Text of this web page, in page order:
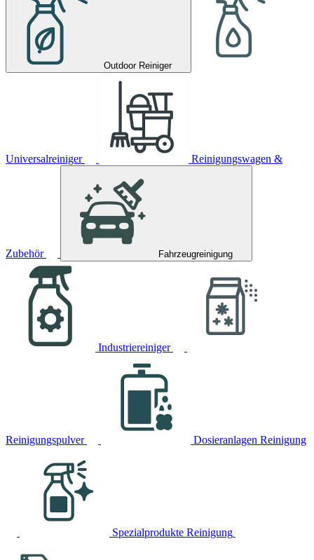
Outdoor Reiniger
Universalreiniger Reinigungswagen &
Zubehör Fahrzeugreinigung
Industriereiniger
Reinigungspulver Dosieranlagen Reinigung
Spezialprodukte Reinigung